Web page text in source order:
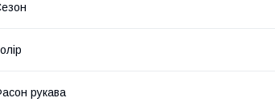
рукава